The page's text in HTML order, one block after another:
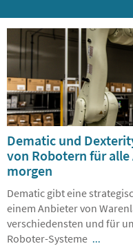
Dematic und
von Robotern für
morgen
Dematic gibt eine
einem Anbieter von
verschiedensten und für
Roboter-Systeme ...